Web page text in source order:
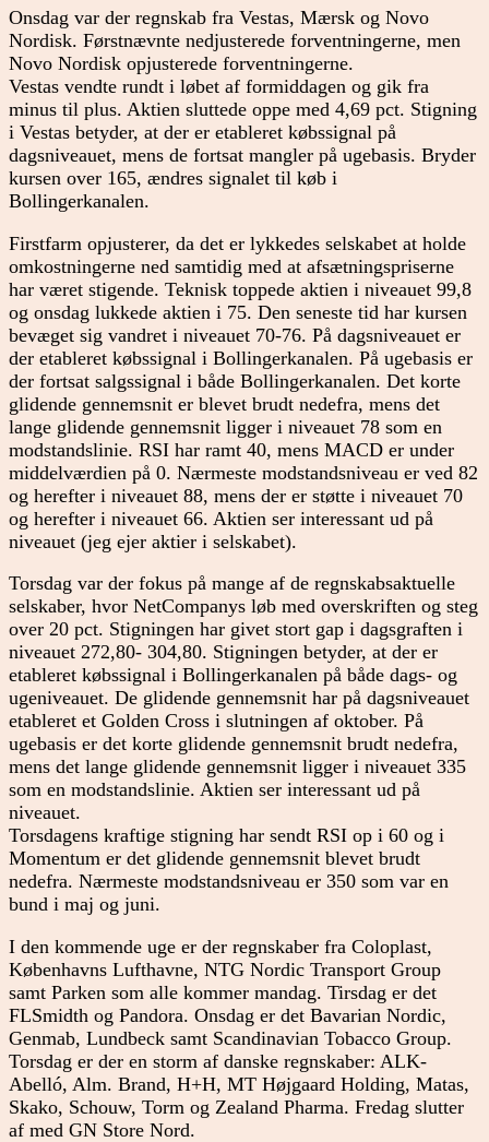
Onsdag var der regnskab fra Vestas, Mærsk og Novo
Nordisk. Førstnævnte nedjusterede forventningerne, men
Novo Nordisk opjusterede forventningerne.
Vestas vendte rundt i løbet af formiddagen og gik fra
minus til plus. Aktien sluttede oppe med 4,69 pct. Stigning
i Vestas betyder, at der er etableret købssignal på
dagsniveauet, mens de fortsat mangler på ugebasis. Bryder
kursen over 165, ændres signalet til køb i
Bollingerkanalen.
Firstfarm opjusterer, da det er lykkedes selskabet at holde
omkostningerne ned samtidig med at afsætningspriserne
har været stigende. Teknisk toppede aktien i niveauet 99,8
og onsdag lukkede aktien i 75. Den seneste tid har kursen
bevæget sig vandret i niveauet 70-76. På dagsniveauet er
der etableret købssignal i Bollingerkanalen. På ugebasis er
der fortsat salgssignal i både Bollingerkanalen. Det korte
glidende gennemsnit er blevet brudt nedefra, mens det
lange glidende gennemsnit ligger i niveauet 78 som en
modstandslinie. RSI har ramt 40, mens MACD er under
middelværdien på 0. Nærmeste modstandsniveau er ved 82
og herefter i niveauet 88, mens der er støtte i niveauet 70
og herefter i niveauet 66. Aktien ser interessant ud på
niveauet (jeg ejer aktier i selskabet).
Torsdag var der fokus på mange af de regnskabsaktuelle
selskaber, hvor NetCompanys løb med overskriften og steg
over 20 pct. Stigningen har givet stort gap i dagsgraften i
niveauet 272,80- 304,80. Stigningen betyder, at der er
etableret købssignal i Bollingerkanalen på både dags- og
ugeniveauet. De glidende gennemsnit har på dagsniveauet
etableret et Golden Cross i slutningen af oktober. På
ugebasis er det korte glidende gennemsnit brudt nedefra,
mens det lange glidende gennemsnit ligger i niveauet 335
som en modstandslinie. Aktien ser interessant ud på
niveauet.
Torsdagens kraftige stigning har sendt RSI op i 60 og i
Momentum er det glidende gennemsnit blevet brudt
nedefra. Nærmeste modstandsniveau er 350 som var en
bund i maj og juni.
I den kommende uge er der regnskaber fra Coloplast,
Københavns Lufthavne, NTG Nordic Transport Group
samt Parken som alle kommer mandag. Tirsdag er det
FLSmidth og Pandora. Onsdag er det Bavarian Nordic,
Genmab, Lundbeck samt Scandinavian Tobacco Group.
Torsdag er der en storm af danske regnskaber: ALK-
Abelló, Alm. Brand, H+H, MT Højgaard Holding, Matas,
Skako, Schouw, Torm og Zealand Pharma. Fredag slutter
af med GN Store Nord.